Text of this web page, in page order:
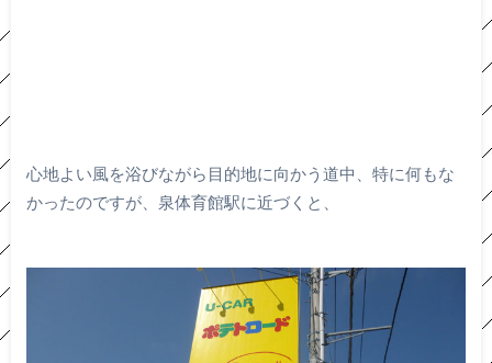
心地よい風を浴びながら目的地に向かう道中、特に何もな
かったのですが、泉体育館駅に近づくと、